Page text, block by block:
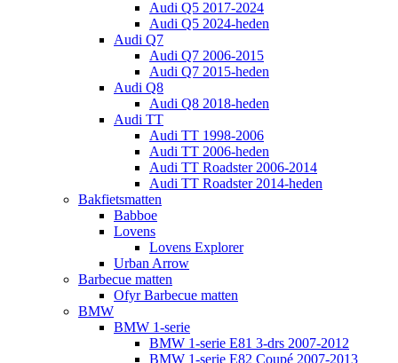
Audi Q5 2017-2024
Audi Q5 2024-heden
Audi Q7
Audi Q7 2006-2015
Audi Q7 2015-heden
Audi Q8
Audi Q8 2018-heden
Audi TT
Audi TT 1998-2006
Audi TT 2006-heden
Audi TT Roadster 2006-2014
Audi TT Roadster 2014-heden
Bakfietsmatten
Babboe
Lovens
Lovens Explorer
Urban Arrow
Barbecue matten
Ofyr Barbecue matten
BMW
BMW 1-serie
BMW 1-serie E81 3-drs 2007-2012
BMW 1-serie E82 Coupé 2007-2013